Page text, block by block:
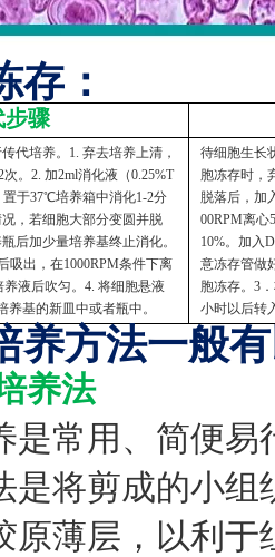
存：
步骤
代培养。1. 弃去培养上清，
。2. 加2ml消化液（0.25%T
置于37℃培养箱中消化1-2分
，若细胞大部分变圆并脱
后加少量培养基终止消化。
吸出，在1000RPM条件下离
液后吹匀。4. 将细胞悬液
养基的新皿中或者瓶中。
待细胞生长
胞冻存时，
脱落后，加
00RPM离心
10%。加入
意冻存管做
胞冻存。3
小时以后转
养方法一般
养法
常用、简便易
是将剪成的小
原薄层，以利